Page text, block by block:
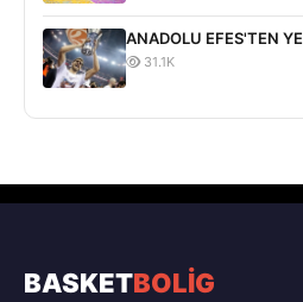
ANADOLU EFES'TEN
31.1K
BASKETBOLİG